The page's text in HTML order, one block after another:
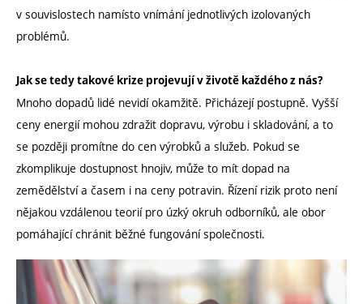
v souvislostech namísto vnímání jednotlivých izolovaných
problémů.
Jak se tedy takové krize projevují v životě každého z nás?
Mnoho dopadů lidé nevidí okamžitě. Přicházejí postupně. Vyšší
ceny energií mohou zdražit dopravu, výrobu i skladování, a to
se později promítne do cen výrobků a služeb. Pokud se
zkomplikuje dostupnost hnojiv, může to mít dopad na
zemědělství a časem i na ceny potravin. Řízení rizik proto není
nějakou vzdálenou teorií pro úzký okruh odborníků, ale obor
pomáhající chránit běžné fungování společnosti.